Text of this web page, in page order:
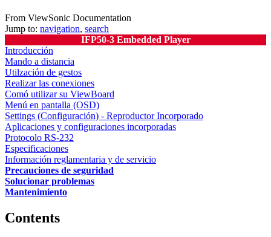
From ViewSonic Documentation
Jump to: navigation, search
IFP50-3 Embedded Player
Introducción
Mando a distancia
Utilzación de gestos
Realizar las conexiones
Comó utilizar su ViewBoard
Menú en pantalla (OSD)
Settings (Configuración) - Reproductor Incorporado
Aplicaciones y configuraciones incorporadas
Protocolo RS-232
Especificaciones
Información reglamentaria y de servicio
Precauciones de seguridad
Solucionar problemas
Mantenimiento
Contents